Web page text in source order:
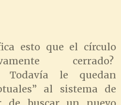
esto que el círculo
cerrado?
Todavía le quedan
al sistema de